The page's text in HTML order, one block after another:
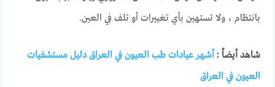
بانتظام ، ولا تستهين بأي تغييرات أو تلف في العين.
شاهد أيضاً :أشهر عيادات طب العيون في العراق دليل مستشفيات
العيون في العراق